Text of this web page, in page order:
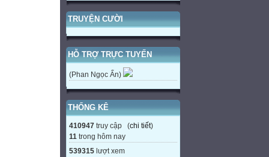
TRUYỆN CƯỜI
HỖ TRỢ TRỰC TUYẾN
(Phan Ngọc Ẩn)
THỐNG KÊ
410947 truy cập (chi tiết)
11 trong hôm nay
539315 lượt xem